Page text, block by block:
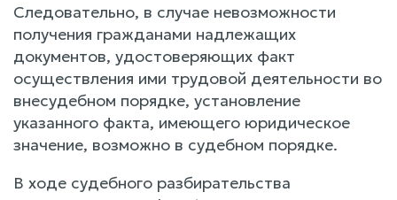
Следовательно, в случае невозможности
получения гражданами надлежащих
документов, удостоверяющих факт
осуществления ими трудовой деятельности во
внесудебном порядке, установление
указанного факта, имеющего юридическое
значение, возможно в судебном порядке.
В ходе судебного разбирательства